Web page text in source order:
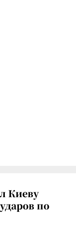
Киеву
по